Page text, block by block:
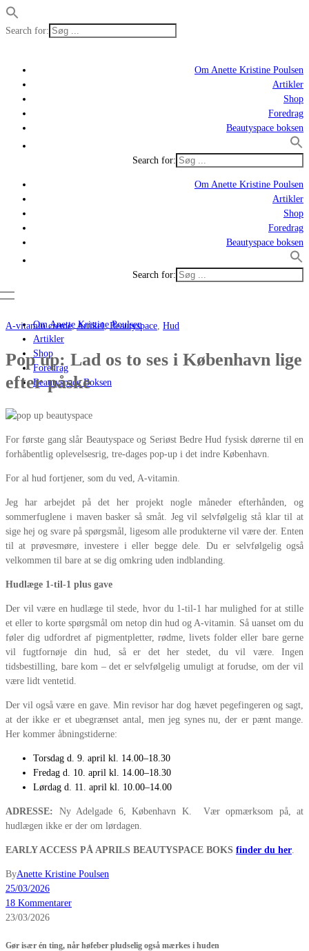
Search for:
Om Anette Kristine Poulsen
Artikler
Shop
Foredrag
Beautyspace boksen
Search for:
Om Anette Kristine Poulsen
Artikler
Shop
Foredrag
Beautyspace boksen
Search for:
Om Anette Kristine Poulsen
Artikler
Shop
Foredrag
Beautyspace Boksen
A-vitamin creme,Artikel,Beautyspace, Hud
Pop up: Lad os to ses i København lige
efter påske
For første gang slår Beautyspace og Seriøst Bedre Hud fysisk dørerne til en
forhåbentlig oplevelsesrig, tre-dages pop-up i det indre København.
For al hud fortjener, som du ved, A-vitamin.
Jeg har arbejdet på det her projekt nogle måneder efterhånden, og
sommerfuglene i maven basker så småt. Jeg vil selvfølgelig stå klar til at
sige hej og svare på spørgsmål, ligesom alle produkterne vil være der. Enten
til at prøvesmøre, investere i eller begge dele. Du er selvfølgelig også
velkommen til bare at se dig omkring uden indblanding.
Hudlæge 1-til-1 plus gave
Der vil være en hudlæge til stede, hvor du 1-til-1 har mulighed for at stille
et eller to korte spørgsmål om netop din hud og A-vitamin. Så uanset om du
føler dig udfordret af pigmentpletter, rødme, livets folder eller bare gerne
vil fugtfornøje din hud, så er det her stedet, du vil være. Ingen
tidsbestilling, bare kom – det er selvfølgelig umuligt at forudse, om der vil
være lidt ventetid.
Der vil også være en gave. Min revisor har dog hævet pegefingeren og sagt,
at der ikke er et ubegrænset antal, men jeg synes nu, der er pænt mange.
Her kommer åbningstiderne:
Torsdag d. 9. april kl. 14.00–18.30
Fredag d. 10. april kl. 14.00–18.30
Lørdag d. 11. april kl. 10.00–14.00
ADRESSE: Ny Adelgade 6, København K. Vær opmærksom på, at
hudlægen ikke er der om lørdagen.
EARLY ACCESS PÅ APRILS BEAUTYSPACE BOKS finder du her.
ByAnette Kristine Poulsen
25/03/2026
18 Kommentarer
23/03/2026
Gør især én ting, når høfeber pludselig også mærkes i huden